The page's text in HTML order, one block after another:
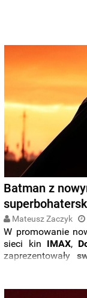
Batman z
Mateusz Zaczyk
W promowanie
sieci kin IMAX,
zaprezentowały
bazujących na